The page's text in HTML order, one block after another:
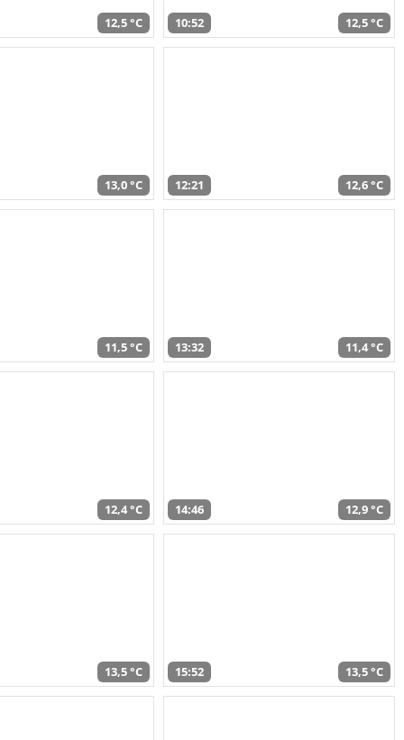
12,5 °C 10:52 12,5 °C
13,0 °C 12:21 12,6 °C
11,5 °C 13:32 11,4 °C
12,4 °C 14:46 12,9 °C
13,5 °C 15:52 13,5 °C